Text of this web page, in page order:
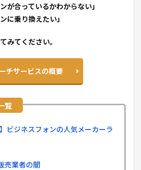
が合っているかわからない」
に乗り換えたい」
みてください。
チサービスの概要
ビジネスフォンの人気メーカーラ
売業者の闇